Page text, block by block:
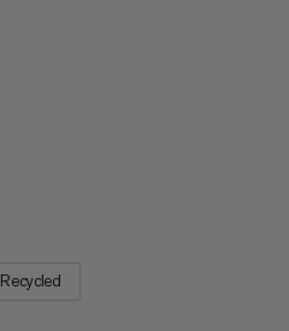
Recycled